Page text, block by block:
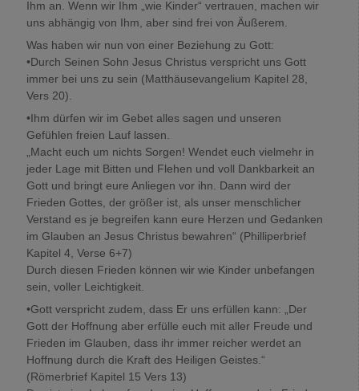
Ihm an. Wenn wir Ihm „wie Kinder“ vertrauen, machen wir
uns abhängig von Ihm, aber sind frei von Äußerem.
Was haben wir nun von einer Beziehung zu Gott:
•Durch Seinen Sohn Jesus Christus verspricht uns Gott
immer bei uns zu sein (Matthäusevangelium Kapitel 28,
Vers 20).
•Ihm dürfen wir im Gebet alles sagen und unseren
Gefühlen freien Lauf lassen.
„Macht euch um nichts Sorgen! Wendet euch vielmehr in
jeder Lage mit Bitten und Flehen und voll Dankbarkeit an
Gott und bringt eure Anliegen vor ihn. Dann wird der
Frieden Gottes, der größer ist, als unser menschlicher
Verstand es je begreifen kann eure Herzen und Gedanken
im Glauben an Jesus Christus bewahren“ (Philliperbrief
Kapitel 4, Verse 6+7)
Durch diesen Frieden können wir wie Kinder unbefangen
sein, voller Leichtigkeit.
•Gott verspricht zudem, dass Er uns erfüllen kann: „Der
Gott der Hoffnung aber erfülle euch mit aller Freude und
Frieden im Glauben, dass ihr immer reicher werdet an
Hoffnung durch die Kraft des Heiligen Geistes.“
(Römerbrief Kapitel 15 Vers 13)